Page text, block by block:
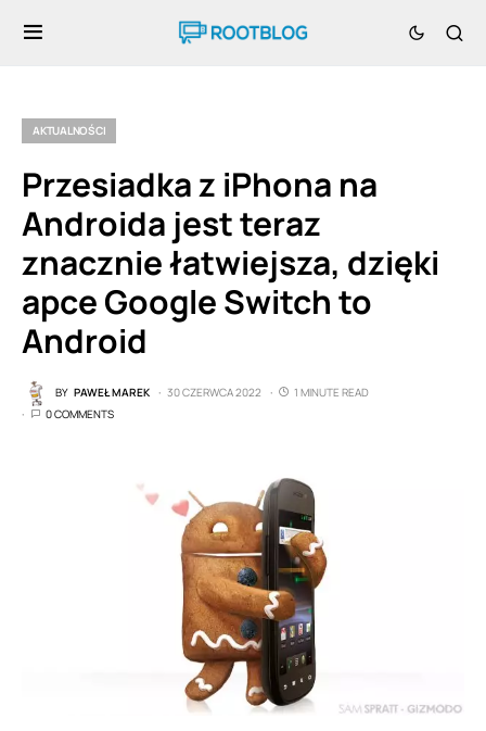
AKTUALNOŚCI
Przesiadka z iPhona na
Androida jest teraz
znacznie łatwiejsza, dzięki
apce Google Switch to
Android
BY PAWEŁ MAREK 30 CZERWCA 2022
1 MINUTE READ
0 COMMENTS